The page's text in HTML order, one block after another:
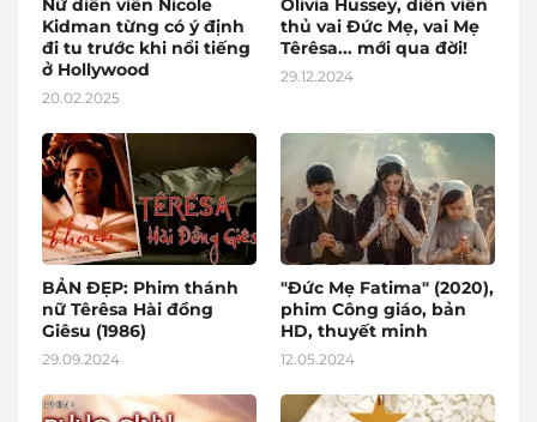
Nữ diễn viên Nicole
Kidman từng có ý định
đi tu trước khi nổi tiếng
ở Hollywood
20.02.2025
Olivia Hussey, diễn viên
thủ vai Đức Mẹ, vai Mẹ
Têrêsa... mới qua đời!
29.12.2024
BẢN ĐẸP: Phim thánh
nữ Têrêsa Hài đồng
Giêsu (1986)
29.09.2024
"Đức Mẹ Fatima" (2020),
phim Công giáo, bản
HD, thuyết minh
12.05.2024